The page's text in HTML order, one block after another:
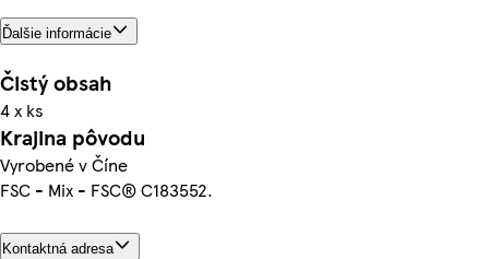
Ďalšie informácie
Čistý obsah
4 x ks
Krajina pôvodu
Vyrobené v Číne
FSC - Mix - FSC® C183552.
Kontaktná adresa